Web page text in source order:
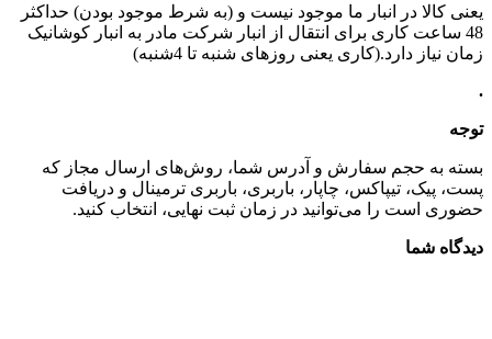
یعنی کالا در انبار ما موجود نیست و (به شرط موجود بودن) حداکثر
48 ساعت کاری برای انتقال از انبار شرکت مادر به انبار کوشانیک
زمان نیاز دارد.(کاری یعنی روزهای شنبه تا 4شنبه)
.
توجه
بسته به حجم سفارش و آدرس شما، روش‌های ارسال مجاز که
پست، پیک، تیپاکس، چاپار، باربری، باربری ترمینال و دریافت
حضوری است را می‌توانید در زمان ثبت نهایی، انتخاب کنید.
دیدگاه شما